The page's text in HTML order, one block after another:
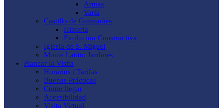
Armas
Varia
Castillo de Guimarães
Historia
Evolución Constructiva
Iglesia de S. Miguel
Monte Latito: Jardines
Planear la Visita
Horarios / Tarifas
Buenas Prácticas
Cómo llegar
Accesibilidad
Visita Virtual